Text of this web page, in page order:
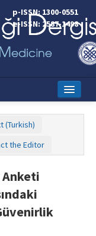
p-ISSN: 1300-0551
e-ISSN: 2587-1498
(Turkish)
the Editor